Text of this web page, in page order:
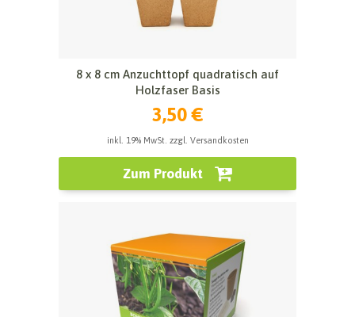
8 x 8 cm Anzuchttopf quadratisch auf
Holzfaser Basis
3,50 €
inkl. 19% MwSt. zzgl. Versandkosten
Zum Produkt